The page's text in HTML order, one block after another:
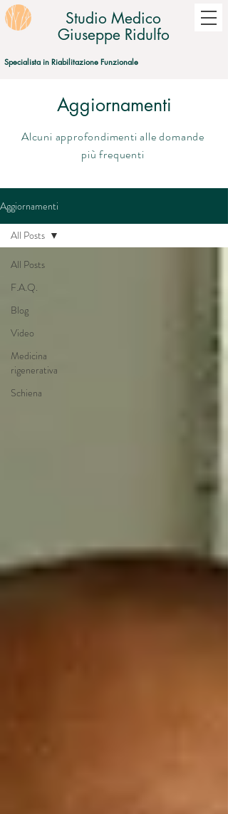
Specialista in Riabilitazione Funzionale
Studio Medico
Giuseppe Ridulfo
Aggiornamenti
Alcuni approfondimenti alle domande
più frequenti
Aggiornamenti
All Posts
F.A.Q.
Blog
Video
Medicina
rigenerativa
Schiena
All Posts